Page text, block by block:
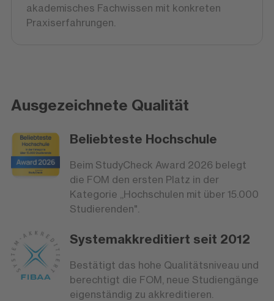
akademisches Fachwissen mit konkreten
Praxiserfahrungen.
Ausgezeichnete Qualität
Beliebteste Hochschule
Beim StudyCheck Award 2026 belegt
die FOM den ersten Platz in der
Kategorie „Hochschulen mit über 15.000
Studierenden".
Systemakkreditiert seit 2012
Bestätigt das hohe Qualitätsniveau und
berechtigt die FOM, neue Studiengänge
eigenständig zu akkreditieren.